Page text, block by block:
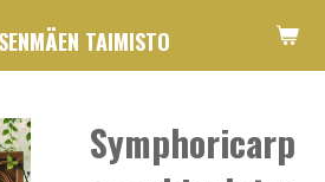
TAIMISTO
Symphoricarp